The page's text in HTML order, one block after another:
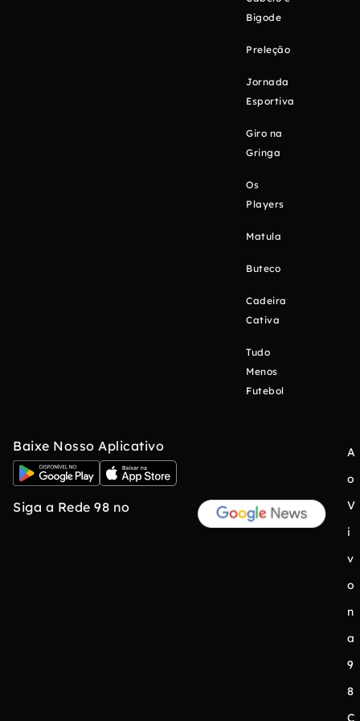
Bigode
Preleção
Jornada
Esportiva
Giro na
Gringa
Os
Players
Matula
Buteco
Cadeira
Cativa
Tudo
Menos
Futebol
Baixe Nosso Aplicativo
Siga a Rede 98 no
A
o
V
i
v
o
n
a
9
8
C